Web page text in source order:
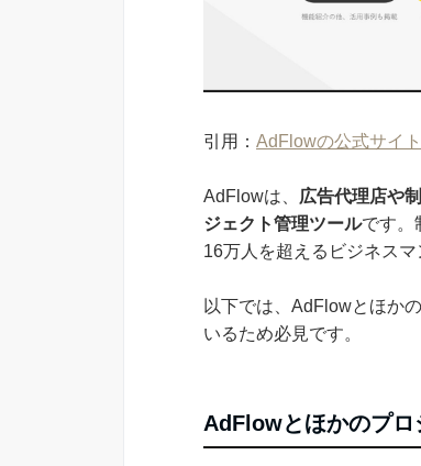
引用： AdFlowの公式サイト
AdFlowは、 広告代理店や
ジェクト管理ツールです。
16万人を超えるビジネスマ
以下では、AdFlowとほか
いるため必見です。
AdFlowとほかのプロ